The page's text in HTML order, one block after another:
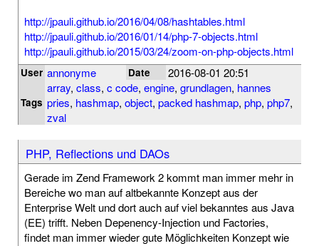
http://jpauli.github.io/2016/04/08/hashtables.html
http://jpauli.github.io/2016/01/14/php-7-objects.html
http://jpauli.github.io/2015/03/24/zoom-on-php-objects.html
User annonyme Date 2016-08-01 20:51
Tags
array, class, c code, engine, grundlagen, hannes
pries, hashmap, object, packed hashmap, php, php7,
zval
PHP, Reflections und DAOs
Gerade im Zend Framework 2 kommt man immer mehr in
Bereiche wo man auf altbekannte Konzept aus der
Enterprise Welt und dort auch auf viel bekanntes aus Java
(EE) trifft. Neben Depenency-Injection und Factories,
findet man immer wieder gute Möglichkeiten Konzept wie